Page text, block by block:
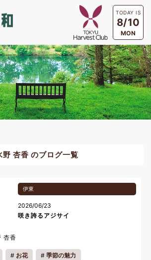
TODAY IS
8/10
MON
杏香 のブログ一覧
伊東
2026/06/23
咲き誇るアジサイ
杏香
お花 季節の魅力